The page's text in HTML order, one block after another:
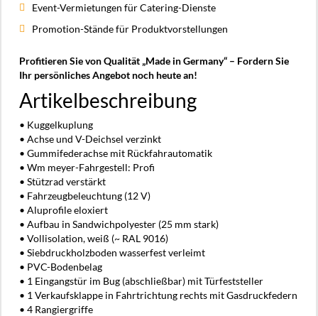
Event-Vermietungen für Catering-Dienste
Promotion-Stände für Produktvorstellungen
Profitieren Sie von Qualität „Made in Germany“ – Fordern Sie
Ihr persönliches Angebot noch heute an!
Artikelbeschreibung
• Kuggelkuplung
• Achse und V-Deichsel verzinkt
• Gummifederachse mit Rückfahrautomatik
• Wm meyer-Fahrgestell: Profi
• Stützrad verstärkt
• Fahrzeugbeleuchtung (12 V)
• Aluprofile eloxiert
• Aufbau in Sandwichpolyester (25 mm stark)
• Vollisolation, weiß (~ RAL 9016)
• Siebdruckholzboden wasserfest verleimt
• PVC-Bodenbelag
• 1 Eingangstür im Bug (abschließbar) mit Türfeststeller
• 1 Verkaufsklappe in Fahrtrichtung rechts mit Gasdruckfedern
• 4 Rangiergriffe